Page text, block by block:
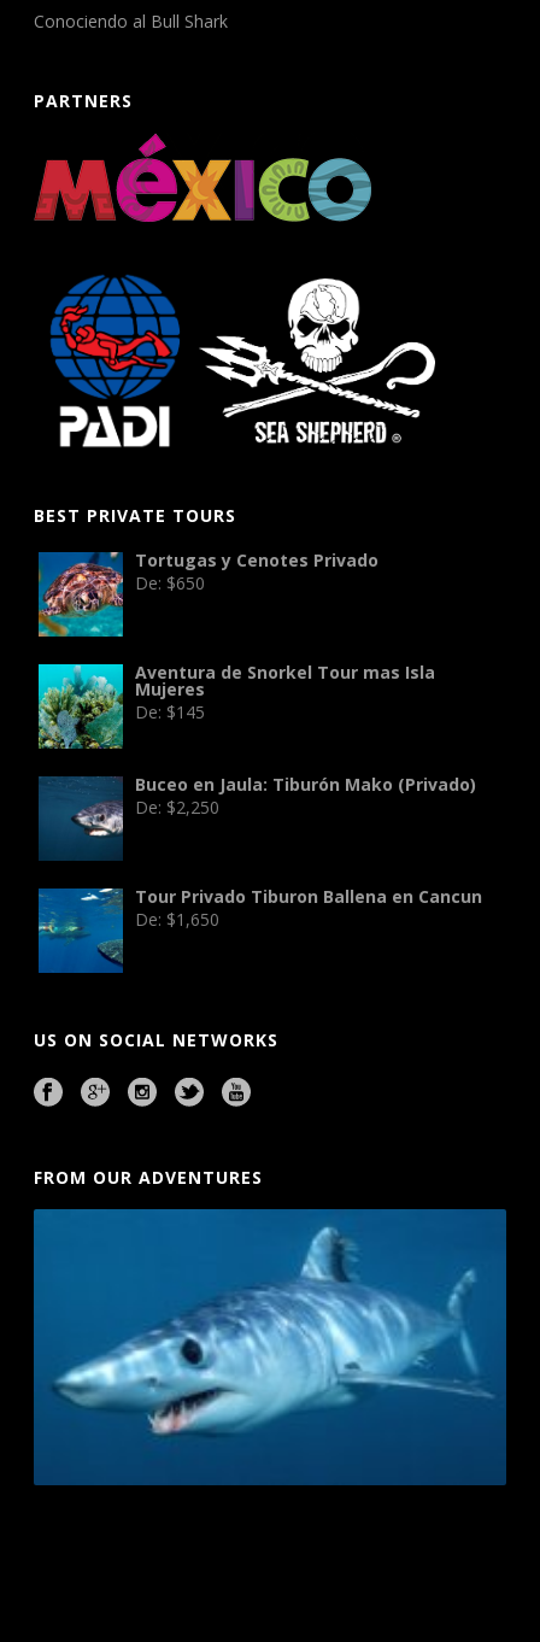
Conociendo al Bull Shark
PARTNERS
BEST PRIVATE TOURS
Tortugas y Cenotes Privado
De: $650
Aventura de Snorkel Tour mas Isla
Mujeres
De: $145
Buceo en Jaula: Tiburón Mako (Privado)
De: $2,250
Tour Privado Tiburon Ballena en Cancun
De: $1,650
US ON SOCIAL NETWORKS
FROM OUR ADVENTURES